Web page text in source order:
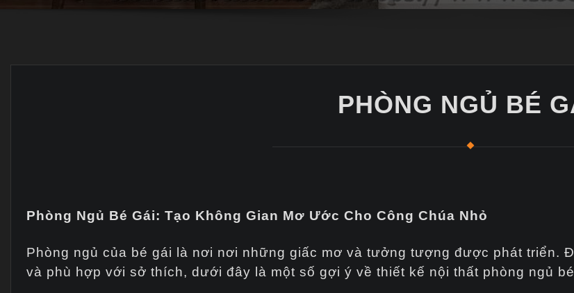
PHÒNG NGỦ BÉ
Phòng Ngủ Bé Gái: Tạo Không Gian Mơ Ước Cho Công Chúa Nhỏ
Phòng ngủ của bé gái là nơi nơi những giấc mơ và tưởng tượng được phát triển.
và phù hợp với sở thích, dưới đây là một số gợi ý về thiết kế nội thất phòng ngủ